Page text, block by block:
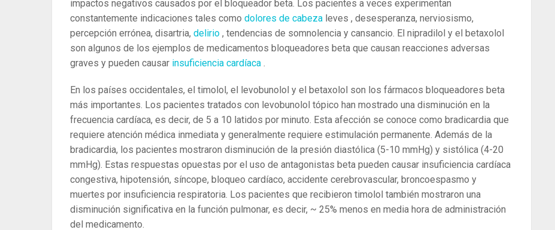
impactos negativos causados ​​por el bloqueador beta. Los pacientes a veces experimentan
constantemente indicaciones tales como dolores de cabeza leves , desesperanza, nerviosismo,
percepción errónea, disartria, delirio , tendencias de somnolencia y cansancio. El nipradilol y el betaxolol
son algunos de los ejemplos de medicamentos bloqueadores beta que causan reacciones adversas
graves y pueden causar insuficiencia cardíaca .
En los países occidentales, el timolol, el levobunolol y el betaxolol son los fármacos bloqueadores beta
más importantes. Los pacientes tratados con levobunolol tópico han mostrado una disminución en la
frecuencia cardíaca, es decir, de 5 a 10 latidos por minuto. Esta afección se conoce como bradicardia que
requiere atención médica inmediata y generalmente requiere estimulación permanente. Además de la
bradicardia, los pacientes mostraron disminución de la presión diastólica (5-10 mmHg) y sistólica (4-20
mmHg). Estas respuestas opuestas por el uso de antagonistas beta pueden causar insuficiencia cardíaca
congestiva, hipotensión, síncope, bloqueo cardíaco, accidente cerebrovascular, broncoespasmo y
muertes por insuficiencia respiratoria. Los pacientes que recibieron timolol también mostraron una
disminución significativa en la función pulmonar, es decir, ~ 25% menos en media hora de administración
del medicamento.